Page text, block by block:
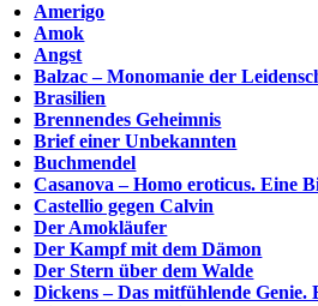
Amerigo
Amok
Angst
Balzac – Monomanie der
Brasilien
Brennendes Geheimnis
Brief einer Unbekannten
Buchmendel
Casanova – Homo eroticus. Eine
Castellio gegen Calvin
Der Amokläufer
Der Kampf mit dem Dämon
Der Stern über dem Walde
Dickens – Das mitfühlende Genie.